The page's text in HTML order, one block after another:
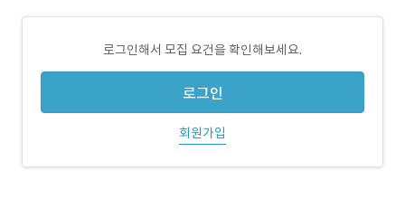
로그인해서 모집 요건을 확인해보세요.
로그인
회원가입